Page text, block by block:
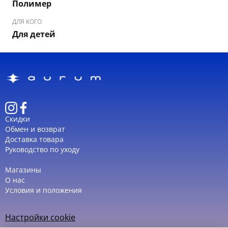
Полимер
ДЛЯ КОГО
Для детей
Скидки
Обмен и возврат
Доставка товара
Руководство по уходу
Магазины
О нас
Условия и положения
Настройки cookie